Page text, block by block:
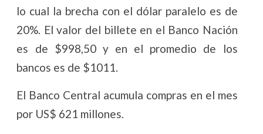
lo cual la brecha con el dólar paralelo es de
20%. El valor del billete en el Banco Nación
es de $998,50 y en el promedio de los
bancos es de $1011.
El Banco Central acumula compras en el mes
por US$ 621 millones.